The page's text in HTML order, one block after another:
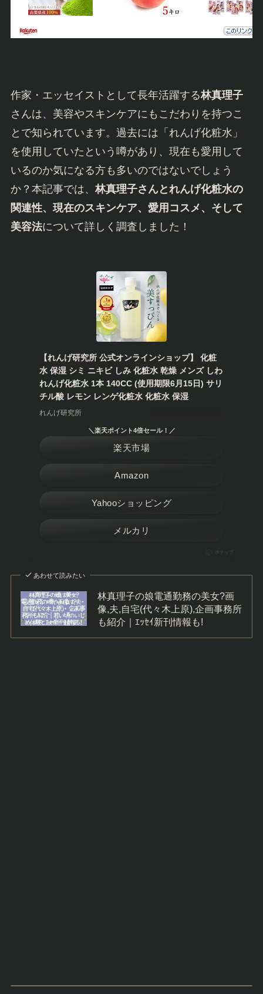
作家・エッセイストとして長年活躍する林真理子
さんは、美容やスキンケアにもこだわりを持つこ
とで知られています。過去には「れんげ化粧水」
を使用していたという噂があり、現在も愛用して
いるのか気になる方も多いのではないでしょう
か？本記事では、林真理子さんとれんげ化粧水の
関連性、現在のスキンケア、愛用コスメ、そして
美容法について詳しく調査しました！
【れんげ研究所 公式オンラインショップ】 化粧
水 保湿 シミ ニキビ しみ 化粧水 乾燥 メンズ しわ
れんげ化粧水 1本 140CC (使用期限6月15日) サリ
チル酸 レモン レンゲ化粧水 化粧水 保湿
れんげ研究所
Amazon
＼楽天ポイント4倍セール！／
楽天市場
Yahooショッピング
メルカリ
ポチップ
あわせて読みたい
林真理子の娘電通勤務の美女?画
像,夫,自宅(代々木上原),企画事務所
も紹介｜ｴｯｾｲ新刊情報も!